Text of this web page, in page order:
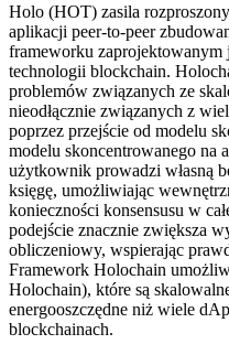
Holo (HOT) zasila
aplikacji peer-to-peer
frameworku zaprojektowanym
technologii blockchain.
problemów związanych ze
nieodłącznie związanych z
poprzez przejście od modelu
modelu skoncentrowanego na
użytkownik prowadzi własną
księgę, umożliwiając
konieczności konsensusu w
podejście znacznie zwiększa
obliczeniowy, wspierając
Framework Holochain
Holochain), które są
energooszczędne niż wiele
blockchainach.